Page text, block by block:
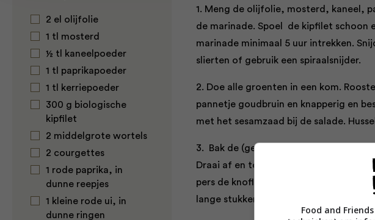
2 el olijfolie
1 tl mosterd
½ tl kaneelpoeder
1 tl paprikapoeder
1 tl kerriepoeder
300 g biologische
kipfilet
2 middelgrote wortels
2 courgettes
1 rode paprika, in
dunne reepjes
1 kleine rode ui, in
dunne ringen
1. Meng de olijfolie, mosterd, kaneel,
de marinade. Spoel de kipfilet schoon
marinade minimaal 5 uur intrekken.
slierten of gebruik een spiraalsnijder.
2. Doe alle groenten in een kom.
pannetje goudbruin en knapperig en
met het sesamzaad bij de salade.
3. Bak de (gemarineerde) kipfilet met
Draai af en toe om. Doe alle
pers de knoflook erboven uit. Roer
lange stukken, leg deze op de salade
Food and